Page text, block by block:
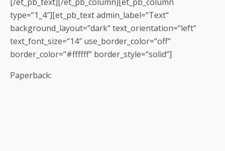
type=“1_4″][et_pb_text admin_label=“Text“
background_layout=“dark“ text_orientation=“left“
text_font_size=“14″ use_border_color=“off“
border_color=“#ffffff“ border_style=“solid“]
Paperback: